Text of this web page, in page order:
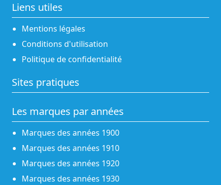
Liens utiles
Mentions légales
Conditions d'utilisation
Politique de confidentialité
Sites pratiques
Les marques par années
Marques des années 1900
Marques des années 1910
Marques des années 1920
Marques des années 1930